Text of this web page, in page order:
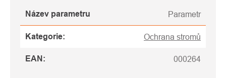
Název parametru Parametr
Kategorie: Ochrana stromů
EAN : 000264